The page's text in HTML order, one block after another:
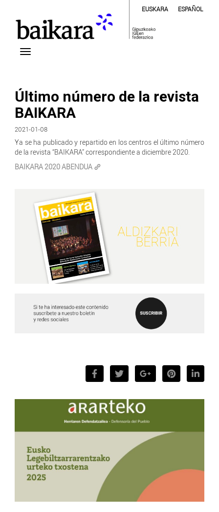
EUSKARA ESPAÑOL
Último número de la revista
BAIKARA
2021-01-08
Ya se ha publicado y repartido en los centros el último número
de la revista “BAIKARA” correspondiente a diciembre 2020.
BAIKARA 2020 ABENDUA